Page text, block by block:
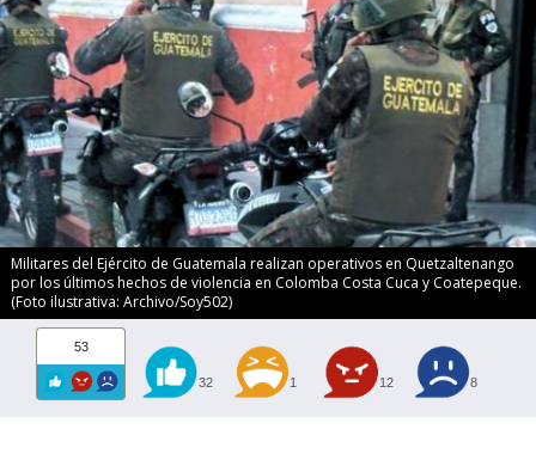
Militares del Ejército de Guatemala realizan operativos en Quetzaltenango
por los últimos hechos de violencia en Colomba Costa Cuca y Coatepeque.
(Foto ilustrativa: Archivo/Soy502)
53
32 1 12 8